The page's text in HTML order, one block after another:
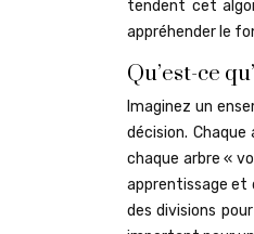
tendent cet
appréhender le
Qu’est-ce
Imaginez un
décision.
chaque arbre «
apprentissage et
des divisions